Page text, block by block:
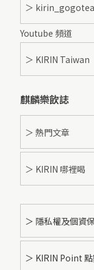
＞
Youtube 頻道
＞ KIRIN Taiwan
麒麟樂飲誌
＞ 熱門文章
＞ KIRIN 哪裡喝
＞ 隱私權及個資
＞ KIRIN Point